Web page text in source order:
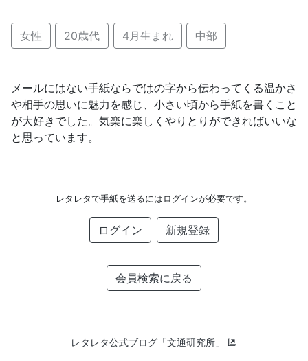
女性 20歳代 4月生まれ 中部
メールにはない手紙ならではの字から伝わってくる温かさ
や相手の思いに魅力を感じ、小さい頃から手紙を書くこと
が大好きでした。気楽に楽しくやりとりができればいいな
と思っています。
レタレタで手紙を送るにはログインが必要です。
ログイン 新規登録
会員検索に戻る
レタレタ公式ブログ「文通研究所」